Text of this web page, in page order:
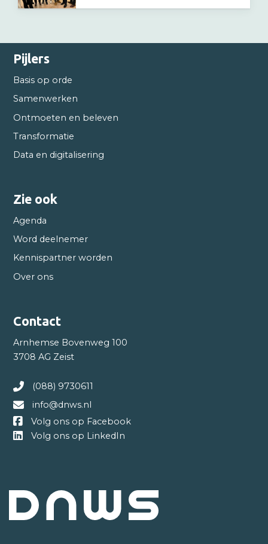
Pijlers
Basis op orde
Samenwerken
Ontmoeten en beleven
Transformatie
Data en digitalisering
Zie ook
Agenda
Word deelnemer
Kennispartner worden
Over ons
Contact
Arnhemse Bovenweg 100
3708 AG Zeist
(088) 9730611
info@dnws.nl
Volg ons op Facebook
Volg ons op LinkedIn